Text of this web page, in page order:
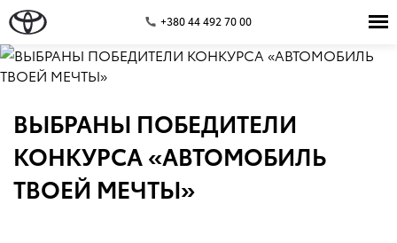
+380 44 492 70 00
ВЫБРАНЫ ПОБЕДИТЕЛИ
КОНКУРСА «АВТОМОБИЛЬ
ТВОЕЙ МЕЧТЫ»